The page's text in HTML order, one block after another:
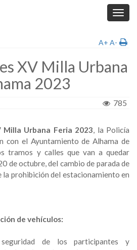
A+ A-
XV Milla Urbana
2023
785
Urbana Feria 2023, la Policía
con el Ayuntamiento de Alhama de
tramos y calles que van a quedar
de octubre, del cambio de parada de
prohibición del estacionamiento en
de vehículos:
de los participantes y